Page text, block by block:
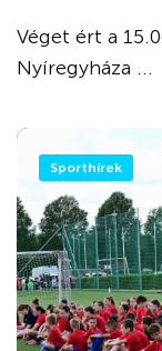
Véget ért a
Nyíregyháza ...
Sporthírek